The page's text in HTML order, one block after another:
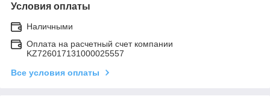
Условия оплаты
Наличными
Оплата на расчетный счет компании
KZ726017131000025557
Все условия оплаты